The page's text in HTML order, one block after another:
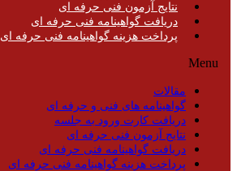
نتایج آزمون فنی حرفه ای
دریافت گواهینامه فنی حرفه ای
پرداخت هزینه گواهینامه فنی حرفه ای
Menu
مقالات
گواهینامه های فنی و حرفه ای
دریافت کارت ورود به جلسه
نتایج آزمون فنی حرفه ای
دریافت گواهینامه فنی حرفه ای
پرداخت هزینه گواهینامه فنی حرفه ای